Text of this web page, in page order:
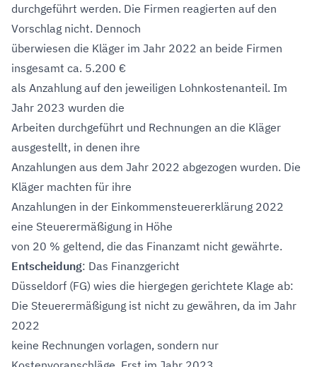
durchgeführt werden. Die Firmen reagierten auf den
Vorschlag nicht. Dennoch
überwiesen die Kläger im Jahr 2022 an beide Firmen
insgesamt ca. 5.200 €
als Anzahlung auf den jeweiligen Lohnkostenanteil. Im
Jahr 2023 wurden die
Arbeiten durchgeführt und Rechnungen an die Kläger
ausgestellt, in denen ihre
Anzahlungen aus dem Jahr 2022 abgezogen wurden. Die
Kläger machten für ihre
Anzahlungen in der Einkommensteuererklärung 2022
eine Steuerermäßigung in Höhe
von 20 % geltend, die das Finanzamt nicht gewährte.
Entscheidung: Das Finanzgericht
Düsseldorf (FG) wies die hiergegen gerichtete Klage ab:
Die Steuerermäßigung ist nicht zu gewähren, da im Jahr
2022
keine Rechnungen vorlagen, sondern nur